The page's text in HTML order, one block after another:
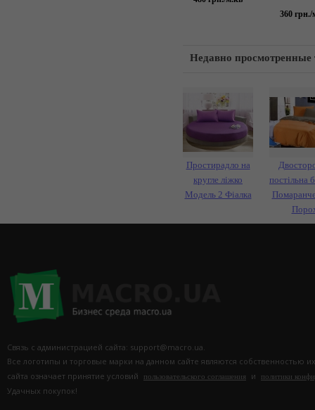
360 грн./
Недавно просмотренные
Простирадло на
кругле ліжко
Модель 2 Фіалка
постільна
Связь с администрацией сайта: support@macro.ua.
Все логотипы и торговые марки на данном сайте являются собственностью
сайта означает принятие условий
пользовательского соглашения и политики
Удачных покупок!